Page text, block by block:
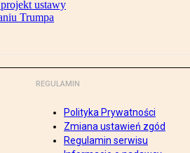
ustawy
Trumpa
REGULAMIN
Polityka Prywatności
Zmiana ustawień zgód
Regulamin serwisu